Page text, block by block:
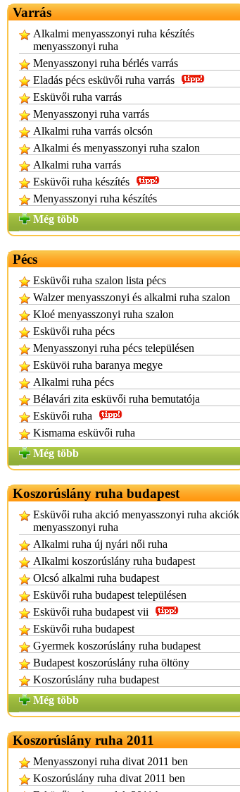
Varrás
Alkalmi menyasszonyi ruha készítés
menyasszonyi ruha
Menyasszonyi ruha bérlés varrás
Eladás pécs esküvői ruha varrás
Esküvői ruha varrás
Menyasszonyi ruha varrás
Alkalmi ruha varrás olcsón
Alkalmi és menyasszonyi ruha szalon
Alkalmi ruha varrás
Esküvői ruha készítés
Menyasszonyi ruha készítés
Még több
Pécs
Esküvői ruha szalon lista pécs
Walzer menyasszonyi és alkalmi ruha szalon
Kloé menyasszonyi ruha szalon
Esküvői ruha pécs
Menyasszonyi ruha pécs településen
Esküvöi ruha baranya megye
Alkalmi ruha pécs
Bélavári zita esküvői ruha bemutatója
Esküvői ruha
Kismama esküvői ruha
Még több
Koszorúslány ruha budapest
Esküvői ruha akció menyasszonyi ruha akciók
menyasszonyi ruha
Alkalmi ruha új nyári női ruha
Alkalmi koszorúslány ruha budapest
Olcsó alkalmi ruha budapest
Esküvői ruha budapest településen
Esküvői ruha budapest vii
Esküvői ruha budapest
Gyermek koszorúslány ruha budapest
Budapest koszorúslány ruha öltöny
Koszorúslány ruha budapest
Még több
Koszorúslány ruha 2011
Menyasszonyi ruha divat 2011 ben
Koszorúslány ruha divat 2011 ben